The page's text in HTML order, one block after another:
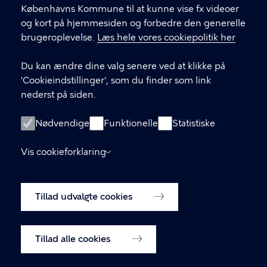
Københavns Kommune til at kunne vise fx videoer
og kort på hjemmesiden og forbedre den generelle
brugeroplevelse. Læs hele vores cookiepolitik her
Du kan ændre dine valg senere ved at klikke på
'Cookieindstillinger', som du finder som link
nederst på siden.
Nødvendige Funktionelle Statistiske
Vis cookieforklaring
Tillad udvalgte cookies
Tillad alle cookies
Stormgade 18, 1555 København V
+45 21 76 43 66
CVR nr.: 64 94 22 12 - EAN: 5798009780324
LINKS
Cookiepolitik
Cookieindstillinger